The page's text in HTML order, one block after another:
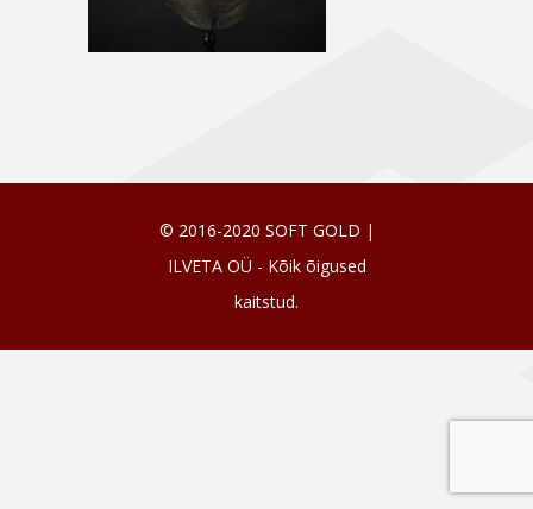
© 2016-2020 SOFT GOLD |
ILVETA OÜ - Kõik õigused
kaitstud.